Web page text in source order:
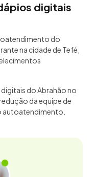
digitais
do
na cidade de Tefé,
do Abrahão no
da equipe de
autoatendimento.